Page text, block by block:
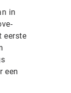
in
eerste
een